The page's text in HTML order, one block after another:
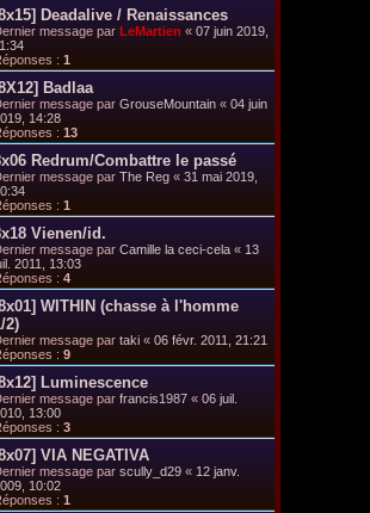
Deadalive / Renaissances
message par LeMartien « 07 juin 2019,
: 1
Badlaa
message par GrouseMountain « 04 juin
14:28
: 13
Redrum/Combattre le passé
message par The Reg « 31 mai 2019,
: 1
Vienen/id.
message par Camille la ceci-cela « 13
2011, 13:03
: 4
WITHIN (chasse à l'homme
2)
message par taki « 06 févr. 2011, 21:21
: 9
Luminescence
message par francis1987 « 06 juil.
13:00
: 3
VIA NEGATIVA
message par scully_d29 « 12 janv.
10:02
: 1